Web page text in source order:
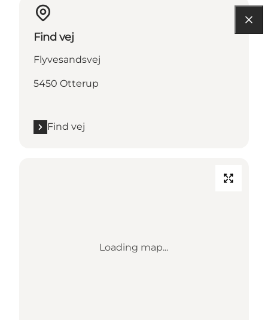
Find vej
Flyvesandsvej
5450 Otterup
Find vej
Loading map...